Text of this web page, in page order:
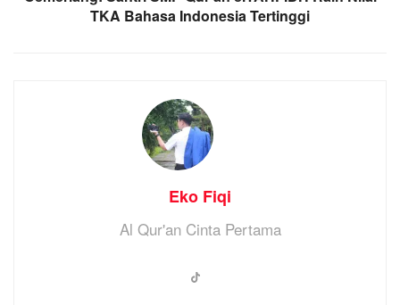
TKA Bahasa Indonesia Tertinggi
Eko Fiqi
Al Qur'an Cinta Pertama